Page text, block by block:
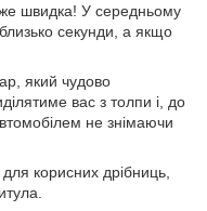
швидка! У середньому
секунди, а якщо
який чудово
вас з толпи і, до
не знімаючи
корисних дрібниць,